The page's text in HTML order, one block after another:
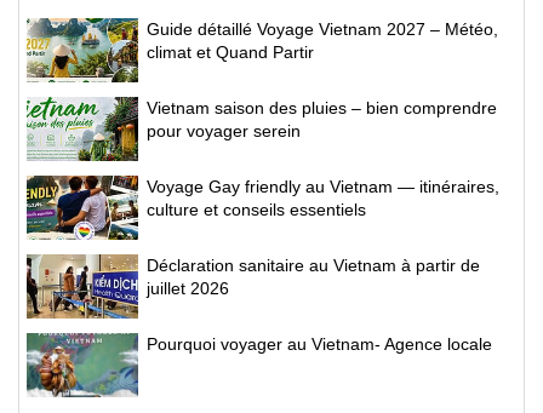
Guide détaillé Voyage Vietnam 2027 – Météo,
climat et Quand Partir
Vietnam saison des pluies – bien comprendre
pour voyager serein
Voyage Gay friendly au Vietnam — itinéraires,
culture et conseils essentiels
Déclaration sanitaire au Vietnam à partir de
juillet 2026
Pourquoi voyager au Vietnam- Agence locale